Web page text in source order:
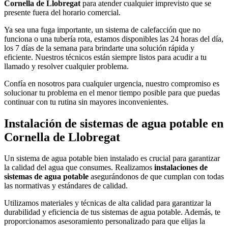
Cornella de Llobregat para atender cualquier imprevisto que se
presente fuera del horario comercial.
Ya sea una fuga importante, un sistema de calefacción que no
funciona o una tubería rota, estamos disponibles las 24 horas del día,
los 7 días de la semana para brindarte una solución rápida y
eficiente. Nuestros técnicos están siempre listos para acudir a tu
llamado y resolver cualquier problema.
Confía en nosotros para cualquier urgencia, nuestro compromiso es
solucionar tu problema en el menor tiempo posible para que puedas
continuar con tu rutina sin mayores inconvenientes.
Instalación de sistemas de agua potable en
Cornella de Llobregat
Un sistema de agua potable bien instalado es crucial para garantizar
la calidad del agua que consumes. Realizamos instalaciones de
sistemas de agua potable asegurándonos de que cumplan con todas
las normativas y estándares de calidad.
Utilizamos materiales y técnicas de alta calidad para garantizar la
durabilidad y eficiencia de tus sistemas de agua potable. Además, te
proporcionamos asesoramiento personalizado para que elijas la